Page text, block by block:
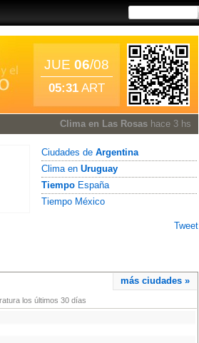
JUE 06/08
05:31 ART
Clima en Las Rosas hace 3 hs
Ciudades de Argentina
Clima en Uruguay
Tiempo España
Tiempo México
Tweet
más ciudades »
los últimos 30 días